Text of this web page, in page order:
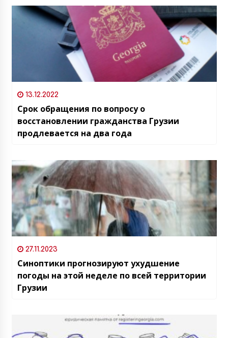
13.12.2022
Срок обращения по вопросу о
восстановлении гражданства Грузии
продлевается на два года
27.11.2023
Синоптики прогнозируют ухудшение
погоды на этой неделе по всей территории
Грузии